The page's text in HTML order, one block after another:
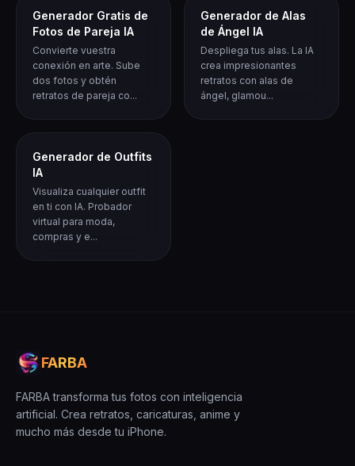
Generador Gratis de
Fotos de Pareja IA
Convierte vuestra
conexión en arte. Sube
dos fotos y obtén
retratos de pareja co...
Generador de Alas
de Ángel IA
Despliega tus alas. La IA
crea impresionantes
retratos con alas de
ángel, glamou...
Generador de Outfits
IA
Visualiza cualquier outfit
en ti con IA. Probador
virtual para moda,
compras y e...
FARBA
FARBA transforma tus fotos con inteligencia
artificial. Crea retratos, caricaturas, anime y
mucho más desde tu iPhone.